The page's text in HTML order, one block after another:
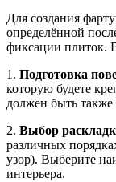
Для создания
определённой
фиксации плиток.
1. Подготовка
которую будете
должен быть
2. Выбор
различных
узор). Выберите
интерьера.